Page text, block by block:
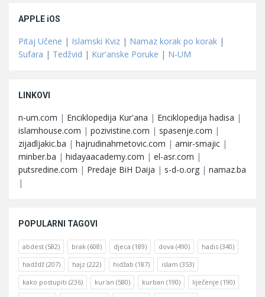
APPLE iOS
Pitaj Učene | Islamski Kviz | Namaz korak po korak |
Sufara | Tedžvid | Kur'anske Poruke | N-UM
LINKOVI
n-um.com | Enciklopedija Kur'ana | Enciklopedija hadisa |
islamhouse.com | pozivistine.com | spasenje.com |
zijadljakic.ba | hajrudinahmetovic.com | amir-smajic |
minber.ba | hidayaacademy.com | el-asr.com |
putsredine.com | Predaje BiH Daija | s-d-o.org | namaz.ba
|
POPULARNI TAGOVI
abdest (582) brak (608) djeca (189) dova (490) hadis (340)
hadždž (207) hajz (222) hidžab (187) islam (353)
kako postupiti (236) kur'an (580) kurban (190) liječenje (190)